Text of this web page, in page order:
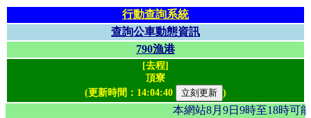
行動查詢系統
查詢公車動態資訊
790漁港
[去程]
頂寮
(更新時間： 14:04:40 )
本網站8月9日9時至18